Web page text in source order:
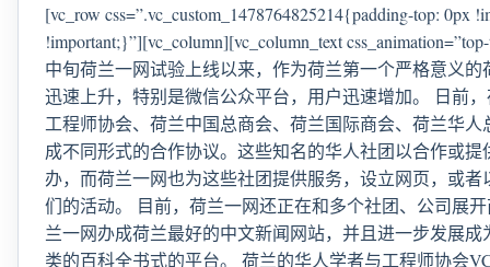
[vc_row css=”.vc_custom_1478764825214{padding-top: 0px
!important;}”][vc_column][vc_column_text
中旬荷兰一网试验上线以来，作为荷兰第一个严格意义
迅速上升，特别是微信公众平台，用户迅速增加。 日前
工程师协会、荷兰中国总商会、荷兰国际商会、荷兰华
成不同形式的合作协议。这些知名的华人社团以合作或提
办，而荷兰一网也为这些社团提供服务，设立网页，或
们的活动。 目前，荷兰一网还正在和多个社团、公司展
兰一网办成荷兰最好的中文新闻网站，并且进一步发展
类的百科全书式的平台。 荷兰的华人学者与工程师协会